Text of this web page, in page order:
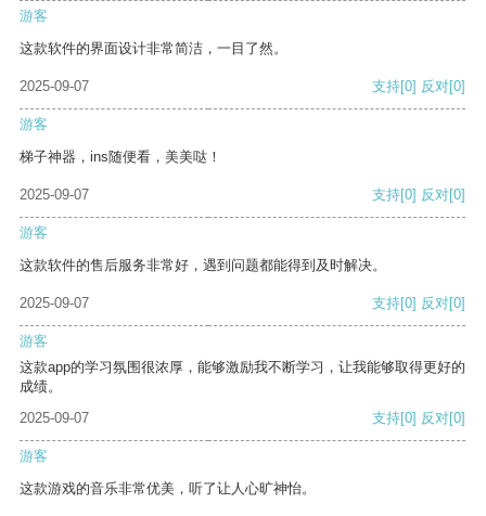
游客
这款软件的界面设计非常简洁，一目了然。
2025-09-07 支持[0] 反对[0]
游客
梯子神器，ins随便看，美美哒！
2025-09-07 支持[0] 反对[0]
游客
这款软件的售后服务非常好，遇到问题都能得到及时解决。
2025-09-07 支持[0] 反对[0]
游客
这款app的学习氛围很浓厚，能够激励我不断学习，让我能够取得更好的
成绩。
2025-09-07
支持[0] 反对[0]
游客
这款游戏的音乐非常优美，听了让人心旷神怡。